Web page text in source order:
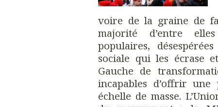
voire de la graine de
majorité d’entre
populaires,
sociale qui les écrase
Gauche de
incapables d’offrir
échelle de masse.